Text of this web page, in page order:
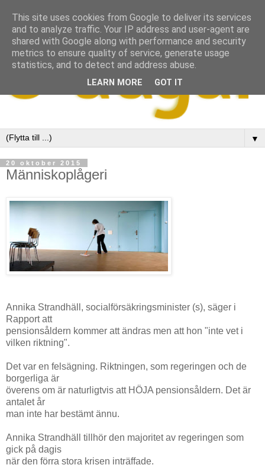
▼
20 oktober 2015
Människoplågeri
Annika Strandhäll, socialförsäkringsminister (s), säger i
Rapport att
pensionsåldern kommer att ändras men att hon "inte vet i
vilken riktning".
Det var en felsägning. Riktningen, som regeringen och de
borgerliga är
överens om är naturligtvis att HÖJA pensionsåldern. Det är
antalet år
man inte har bestämt ännu.
Annika Strandhäll tillhör den majoritet av regeringen som
gick på dagis
när den förra stora krisen inträffade.
This site uses cookies from Google to deliver its services
and to analyze traffic. Your IP address and user-agent are
shared with Google along with performance and security
metrics to ensure quality of service, generate usage
statistics, and to detect and address abuse.
LEARN MORE GOT IT